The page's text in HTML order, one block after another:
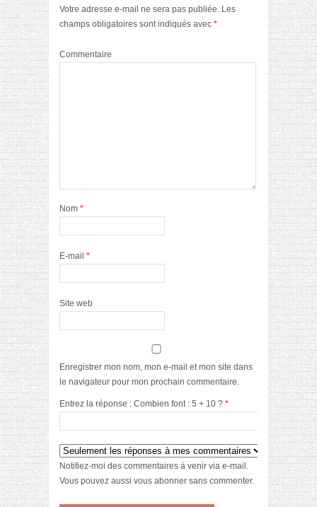
Votre adresse e-mail ne sera pas publiée. Les
champs obligatoires sont indiqués avec *
Commentaire
Nom *
E-mail *
Site web
Enregistrer mon nom, mon e-mail et mon site dans
le navigateur pour mon prochain commentaire.
Entrez la réponse : Combien font : 5 + 10 ? *
Notifiez-moi des commentaires à venir via e-mail.
Vous pouvez aussi vous abonner sans commenter.